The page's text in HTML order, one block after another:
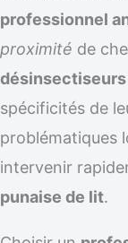
professionnel
proximité de
désinsectiseurs
spécificités de
problématiques
intervenir
punaise de lit.